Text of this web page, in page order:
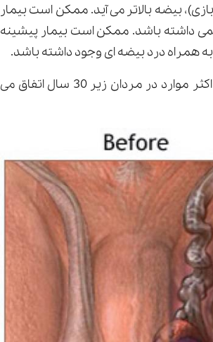
بیضه بالاتر می آید. ممکن است بیمار
داشته باشد. ممکن است بیمار پیشینه
درد بیضه ای وجود داشته باشد.
این بیماری بیشتر در گروه سنی 12 تا 18 سال مشاهده میشود و اکثر موارد در مردان زیر 30 سال اتفاق می